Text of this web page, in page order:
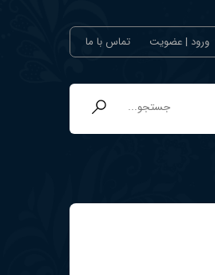
ورود | عضویت تماس با ما